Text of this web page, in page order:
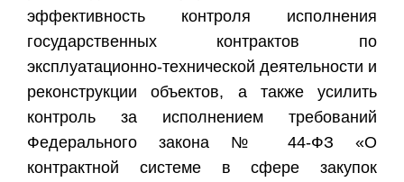
эффективность контроля исполнения
государственных контрактов по
эксплуатационно-технической деятельности и
реконструкции объектов, а также усилить
контроль за исполнением требований
Федерального закона № 44-ФЗ «О
контрактной системе в сфере закупок